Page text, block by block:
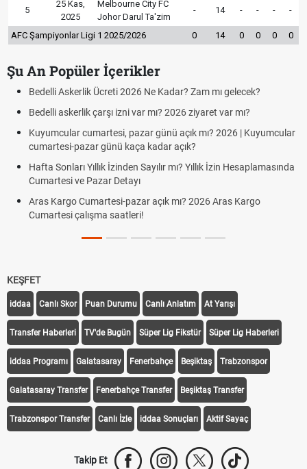
5
25 Kas,
2025
Melbourne City FC
Johor Darul Ta'zim
- 14 - - - -
AFC Şampiyonlar Ligi 1 2025/2026 0 14 0 0 0 0
Şu An Popüler İçerikler
Bedelli Askerlik Ücreti 2026 Ne Kadar? Zam mı gelecek?
Bedelli askerlik çarşı izni var mı? 2026 ziyaret var mı?
Kuyumcular cumartesi, pazar günü açık mı? 2026 | Kuyumcular
cumartesi-pazar günü kaça kadar açık?
Hafta Sonları Yıllık İzinden Sayılır mı? Yıllık İzin Hesaplamasında
Cumartesi ve Pazar Detayı
Aras Kargo Cumartesi-pazar açık mı? 2026 Aras Kargo
Cumartesi çalışma saatleri!
KEŞFET
iddaa Canlı Skor Puan Durumu Canlı Anlatım At Yarışı
Transfer Haberleri TV'de Bugün Süper Lig Fikstür Süper Lig Haberleri
iddaa Programı Galatasaray Fenerbahçe Beşiktaş Trabzonspor
Galatasaray Transfer Fenerbahçe Transfer Beşiktaş Transfer
Trabzonspor Transfer Canlı İzle iddaa Sonuçları Aktif Sayaç
Takip Et